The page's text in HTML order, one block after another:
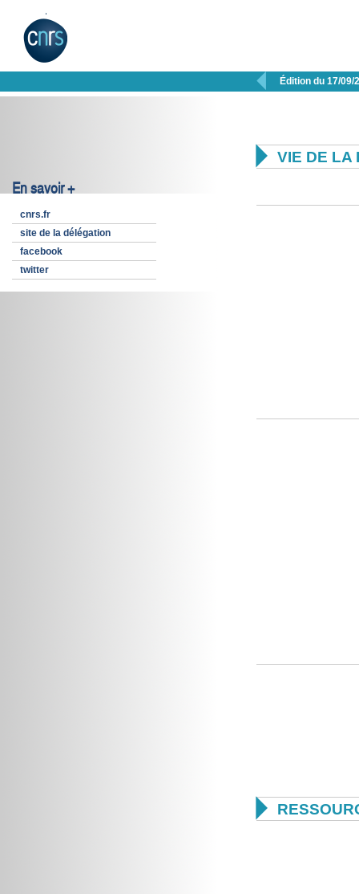
 Édition du 17/09/
En savoir +
cnrs.fr
site de la délégation
facebook
twitter
 VIE DE LA
